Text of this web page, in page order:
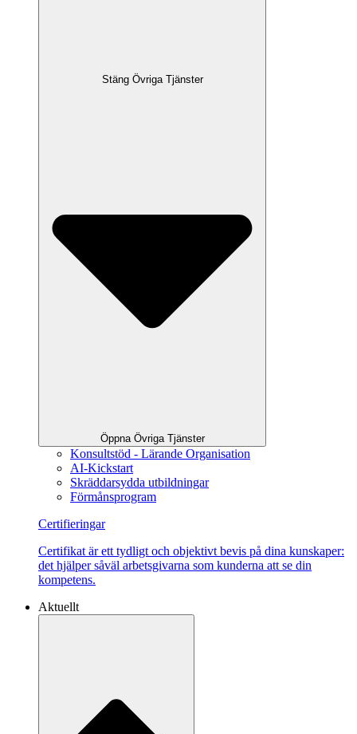
Stäng Övriga Tjänster
Öppna Övriga Tjänster
Konsultstöd - Lärande Organisation
AI-Kickstart
Skräddarsydda utbildningar
Förmånsprogram
Certifieringar
Certifikat är ett tydligt och objektivt bevis på dina kunskaper:
det hjälper såväl arbetsgivarna som kunderna att se din
kompetens.
Aktuellt